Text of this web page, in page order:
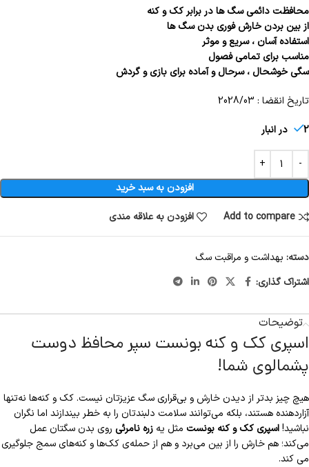
محافظت دائمی سگ ها در برابر کک و کنه
از بین بردن خارش فوری بدن سگ ها
استفاده آسان ، سریع و موثر
مناسب برای تمامی فصول
سگی خوشحال ، سرحال و آماده برای بازی و گردش
تاریخ انقضا : 2028/03
2 در انبار
افزودن به سبد خرید
Add to compare
افزودن به علاقه مندی
دسته: بهداشت و مراقبت سگ
اشتراک گذاری:
توضیحات
اسپری کک و کنه بونست سپر محافظ دوست
پشمالوی شما!
هیچ چیز بدتر از دیدن خارش و بی‌قراری سگ عزیزتان نیست. کک و کنه‌ها نه‌تنها
آزاردهنده هستند، بلکه می‌توانند سلامت دلبندتان را به خطر بیندازند اما نگران
نباشید!اسپری کک و کنه بونست مثل یه زره نامرئی روی بدن سگتان عمل
می‌کند؛ هم خارش را از بین می‌برد و هم از حمله‌ی کک‌ها و کنه‌های سمج جلوگیری
می کند.